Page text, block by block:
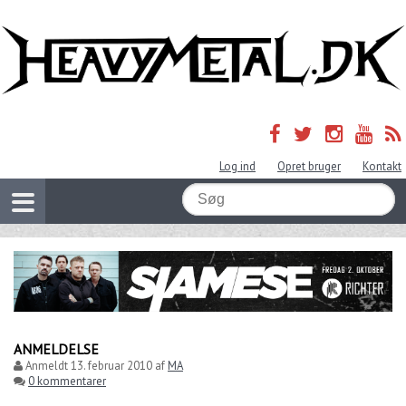
Log ind Opret bruger Kontakt
ANMELDELSE
Anmeldt13. februar 2010 afMA
0 kommentarer